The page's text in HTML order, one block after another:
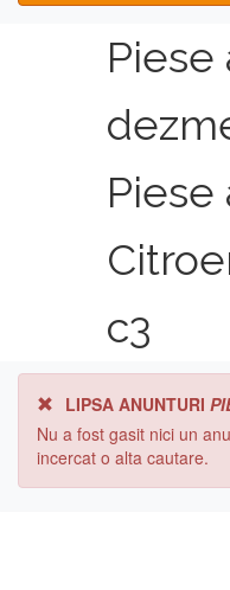
Piese
Piese
c3
LIPSA ANUNTURI
Nu a fost gasit nici un
incercat o alta cautare.